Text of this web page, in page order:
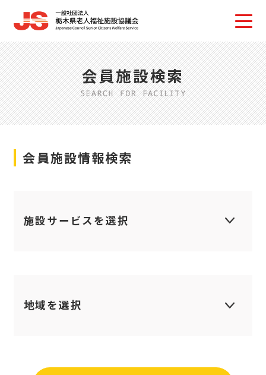
会員施設検索
会員施設情報検索
施設サービスを選択
地域を選択
大田原市 那須塩原市